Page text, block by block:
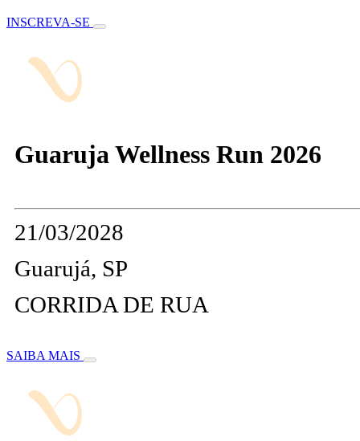
INSCREVA-SE
Guaruja Wellness Run 2026
21/03/2028
Guarujá, SP
CORRIDA DE RUA
SAIBA MAIS